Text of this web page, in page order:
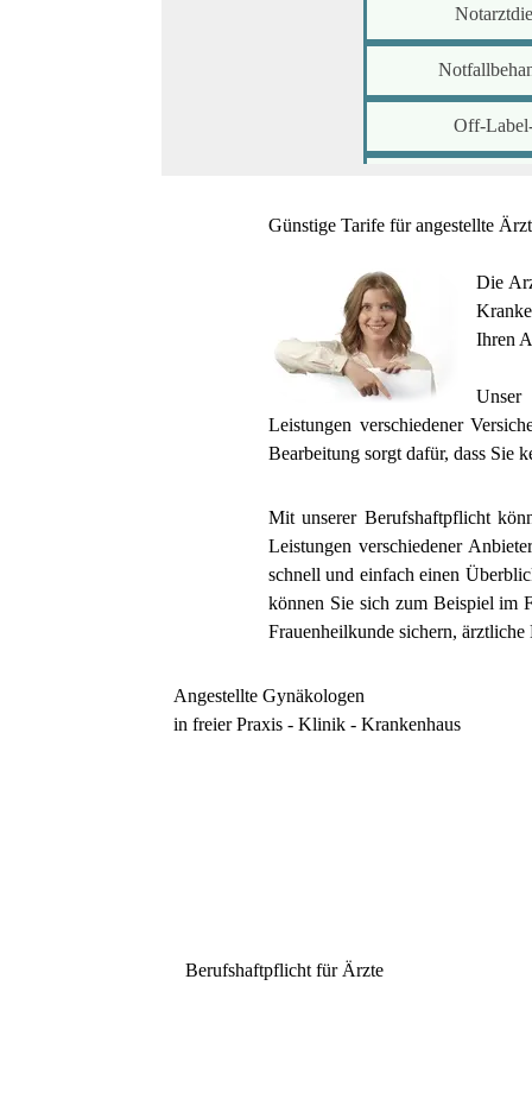
Off-
Günstige Tarife für angestellte
Die
Ihren
Unser
Leistungen verschiedener
Bearbeitung sorgt dafür, dass Sie
Mit unserer Berufshaftpflicht
Leistungen verschiedener
schnell und einfach einen
können Sie sich zum Beispiel im
Frauenheilkundesichern, ärztliche
Angestellte Gynäkologen
in freier Praxis - Klinik - Krankenhaus
Berufshaftpflicht für Ärzte